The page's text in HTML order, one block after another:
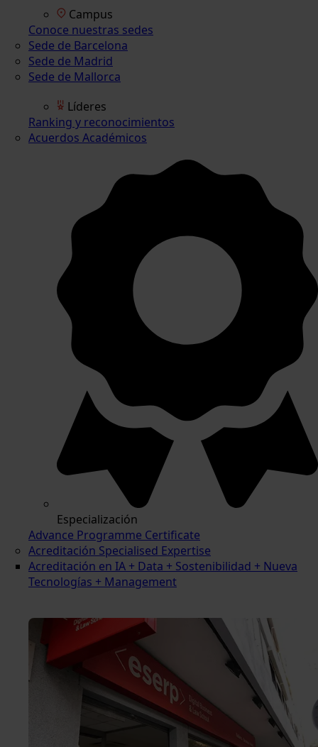
Campus
Conoce nuestras sedes
Sede de Barcelona
Sede de Madrid
Sede de Mallorca
Líderes
Ranking y reconocimientos
Acuerdos Académicos
Especialización
Advance Programme Certificate
Acreditación Specialised Expertise
Acreditación en IA + Data + Sostenibilidad + Nueva
Tecnologías + Management